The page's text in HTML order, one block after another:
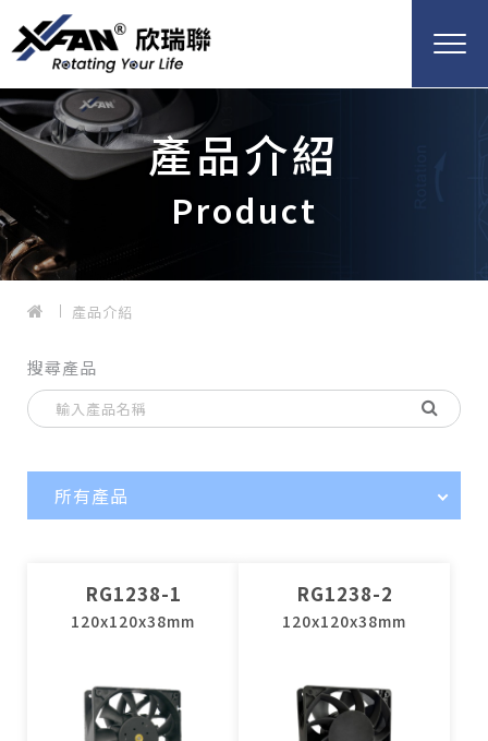
產品介紹
Product
產品介紹
搜尋產品
所有產品
RG1238-1
120x120x38mm
RG1238-2
120x120x38mm